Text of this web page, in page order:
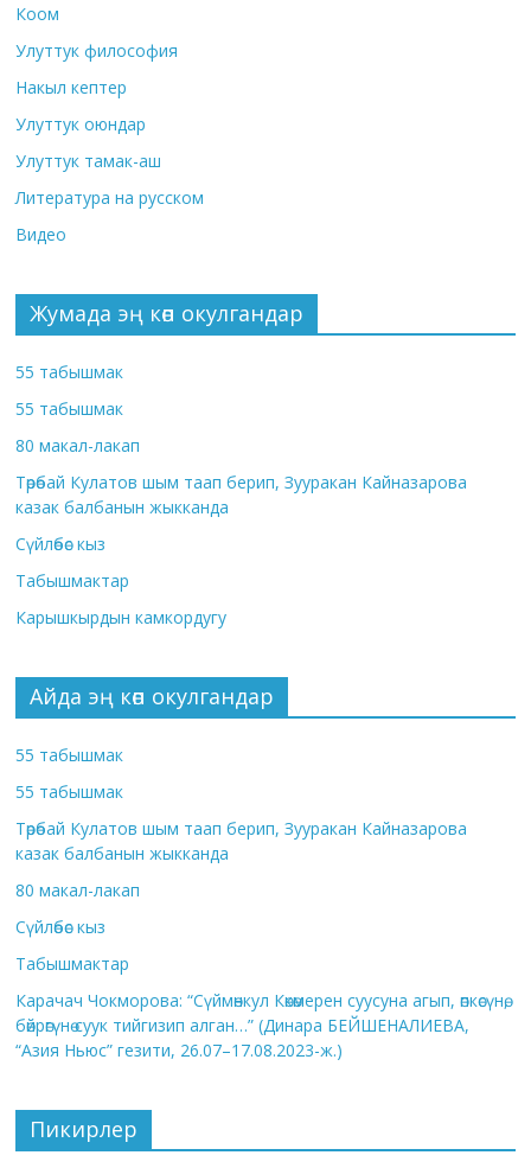
Коом
Улуттук философия
Накыл кептер
Улуттук оюндар
Улуттук тамак-аш
Литература на русском
Видео
Жумада эң көп окулгандар
55 табышмак
55 табышмак
80 макал-лакап
Төрөбай Кулатов шым таап берип, Зууракан Кайназарова
казак балбанын жыкканда
Сүйлөбөс кыз
Табышмактар
Карышкырдын камкордугу
Айда эң көп окулгандар
55 табышмак
55 табышмак
Төрөбай Кулатов шым таап берип, Зууракан Кайназарова
казак балбанын жыкканда
80 макал-лакап
Сүйлөбөс кыз
Табышмактар
Карачач Чокморова: “Сүймөнкул Көкөмерен суусуна агып, өпкөсүнө,
бөйрөгүнө суук тийгизип алган…” (Динара БЕЙШЕНАЛИЕВА,
“Азия Ньюс” гезити, 26.07–17.08.2023-ж.)
Пикирлер